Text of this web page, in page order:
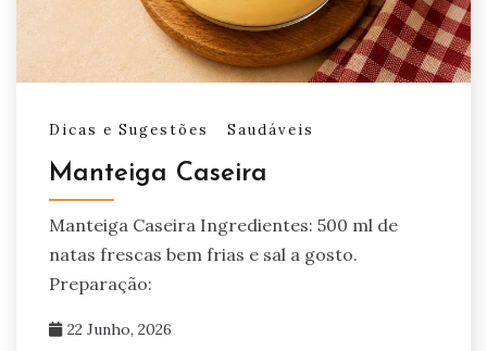
Dicas e Sugestões Saudáveis
Manteiga Caseira
Manteiga Caseira Ingredientes: 500 ml de
natas frescas bem frias e sal a gosto.
Preparação:
22 Junho, 2026